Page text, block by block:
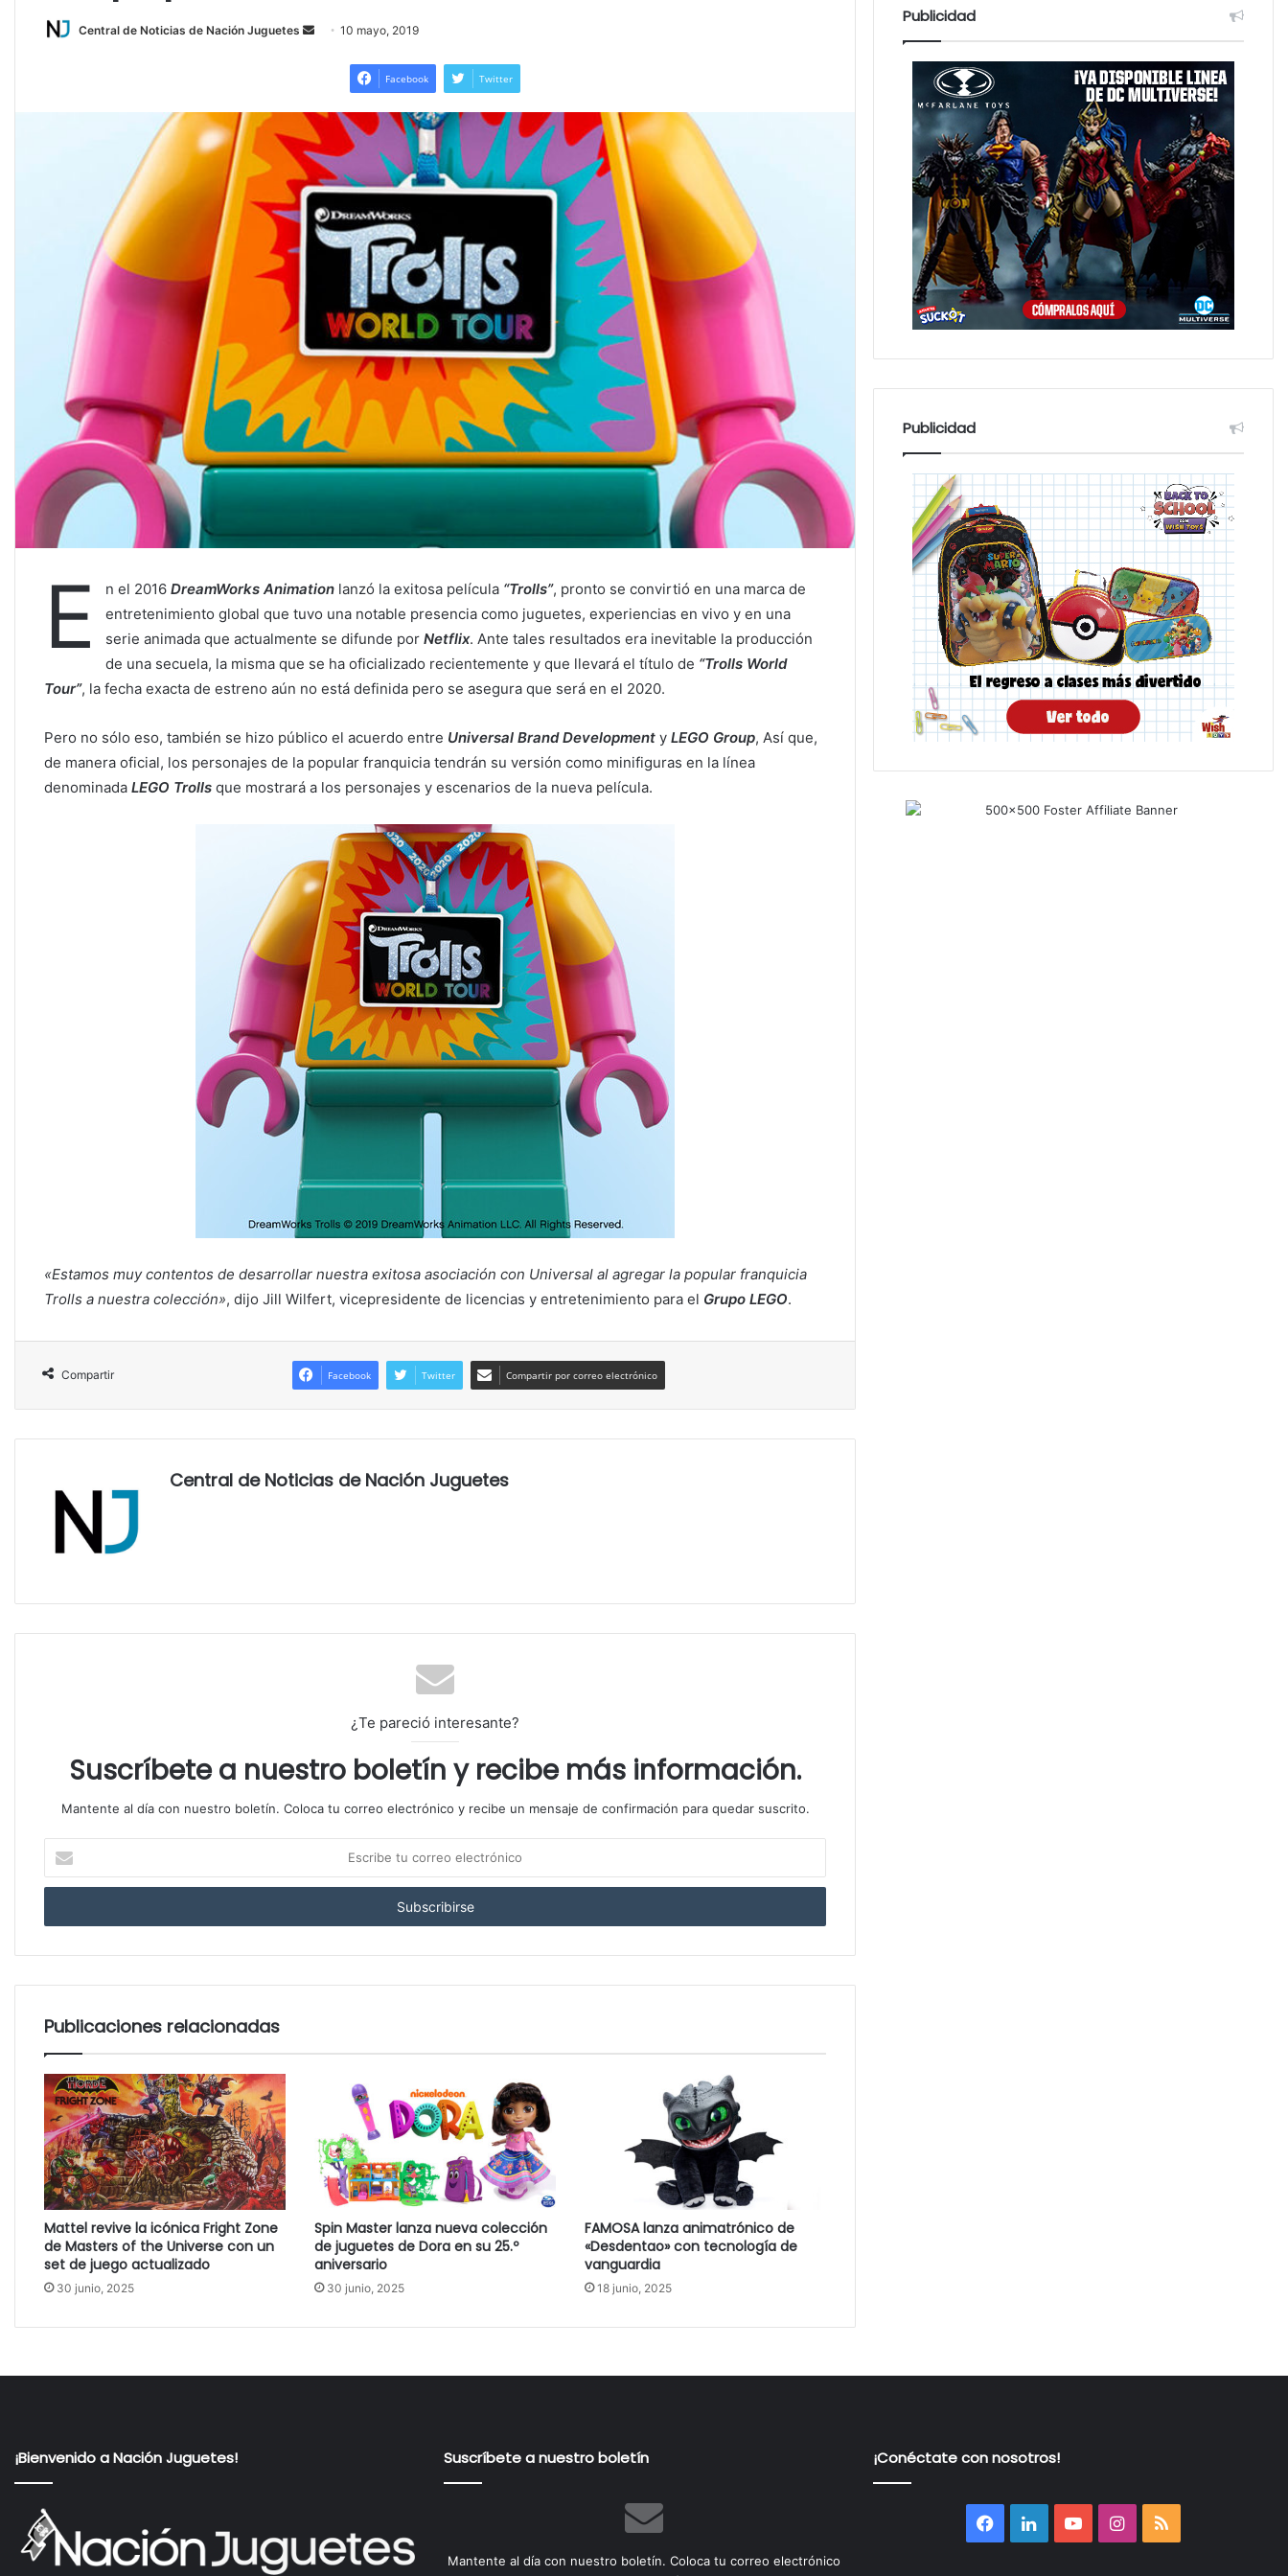
Central de Noticias de Nación Juguetes
n
e
m
a
i
10 mayo, 2019
Facebook Twitter
E n el 2016 DreamWorks Animation lanzó la exitosa película “Trolls”, pronto se convirtió en una marca de
entretenimiento global que tuvo una notable presencia como juguetes, experiencias en vivo y en una
serie animada que actualmente se difunde por Netflix. Ante tales resultados era inevitable la producción
de una secuela, la misma que se ha oficializado recientemente y que llevará el título de “Trolls World
Tour”, la fecha exacta de estreno aún no está definida pero se asegura que será en el 2020.
Pero no sólo eso, también se hizo público el acuerdo entre Universal Brand Development y LEGO Group, Así que,
de manera oficial, los personajes de la popular franquicia tendrán su versión como minifiguras en la línea
denominada LEGO Trolls que mostrará a los personajes y escenarios de la nueva película.
«Estamos muy contentos de desarrollar nuestra exitosa asociación con Universal al agregar la popular franquicia
Trolls a nuestra colección», dijo Jill Wilfert, vicepresidente de licencias y entretenimiento para el Grupo LEGO.
Compartir Facebook Twitter Compartir por correo electrónico
Central de Noticias de Nación Juguetes
¿Te pareció interesante?
Suscríbete a nuestro boletín y recibe más información.
Mantente al día con nuestro boletín. Coloca tu correo electrónico y recibe un mensaje de confirmación para quedar suscrito.
c
i
t
c
r
e
o
e
l
e
c
t
r
ó
n
c
Publicaciones relacionadas
Mattel revive la icónica Fright Zone
de Masters of the Universe con un
set de juego actualizado
30 junio, 2025
Spin Master lanza nueva colección
de juguetes de Dora en su 25.º
aniversario
30 junio, 2025
FAMOSA lanza animatrónico de
«Desdentao» con tecnología de
vanguardia
18 junio, 2025
Publicidad
Publicidad
¡Bienvenido a Nación Juguetes! Suscríbete a nuestro boletín
Mantente al día con nuestro boletín. Coloca tu correo electrónico
¡Conéctate con nosotros!
Facebook
LinkedInYouTubeInstagram
RSS